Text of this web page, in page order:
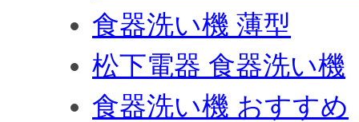
食器洗い機 薄型
松下電器 食器洗い機
食器洗い機 おすすめ